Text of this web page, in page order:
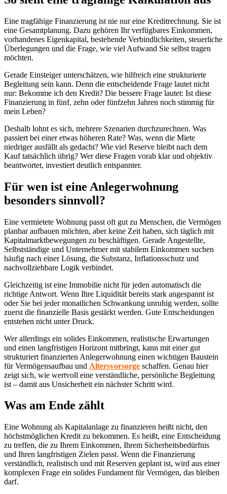
Eine tragfähige Finanzierung ist nie nur eine Kreditrechnung. Sie ist
eine Gesamtplanung. Dazu gehören Ihr verfügbares Einkommen,
vorhandenes Eigenkapital, bestehende Verbindlichkeiten, steuerliche
Überlegungen und die Frage, wie viel Aufwand Sie selbst tragen
möchten.
Gerade Einsteiger unterschätzen, wie hilfreich eine strukturierte
Begleitung sein kann. Denn die entscheidende Frage lautet nicht
nur: Bekomme ich den Kredit? Die bessere Frage lautet: Ist diese
Finanzierung in fünf, zehn oder fünfzehn Jahren noch stimmig für
mein Leben?
Deshalb lohnt es sich, mehrere Szenarien durchzurechnen. Was
passiert bei einer etwas höheren Rate? Was, wenn die Miete
niedriger ausfällt als gedacht? Wie viel Reserve bleibt nach dem
Kauf tatsächlich übrig? Wer diese Fragen vorab klar und objektiv
beantwortet, investiert deutlich entspannter.
Für wen ist eine Anlegerwohnung
besonders sinnvoll?
Eine vermietete Wohnung passt oft gut zu Menschen, die Vermögen
planbar aufbauen möchten, aber keine Zeit haben, sich täglich mit
Kapitalmarktbewegungen zu beschäftigen. Gerade Angestellte,
Selbstständige und Unternehmer mit stabilem Einkommen suchen
häufig nach einer Lösung, die Substanz, Inflationsschutz und
nachvollziehbare Logik verbindet.
Gleichzeitig ist eine Immobilie nicht für jeden automatisch die
richtige Antwort. Wenn Ihre Liquidität bereits stark angespannt ist
oder Sie bei jeder monatlichen Schwankung unruhig werden, sollte
zuerst die finanzielle Basis gestärkt werden. Gute Entscheidungen
entstehen nicht unter Druck.
Wer allerdings ein solides Einkommen, realistische Erwartungen
und einen langfristigen Horizont mitbringt, kann mit einer gut
strukturiert finanzierten Anlegerwohnung einen wichtigen Baustein
für Vermögensaufbau und Altersvorsorge schaffen. Genau hier
zeigt sich, wie wertvoll eine verständliche, persönliche Begleitung
ist – damit aus Unsicherheit ein nächster Schritt wird.
Was am Ende zählt
Eine Wohnung als Kapitalanlage zu finanzieren heißt nicht, den
höchstmöglichen Kredit zu bekommen. Es heißt, eine Entscheidung
zu treffen, die zu Ihrem Einkommen, Ihrem Sicherheitsbedürfnis
und Ihren langfristigen Zielen passt. Wenn die Finanzierung
verständlich, realistisch und mit Reserven geplant ist, wird aus einer
komplexen Frage ein solides Fundament für Vermögen, das bleiben
darf.